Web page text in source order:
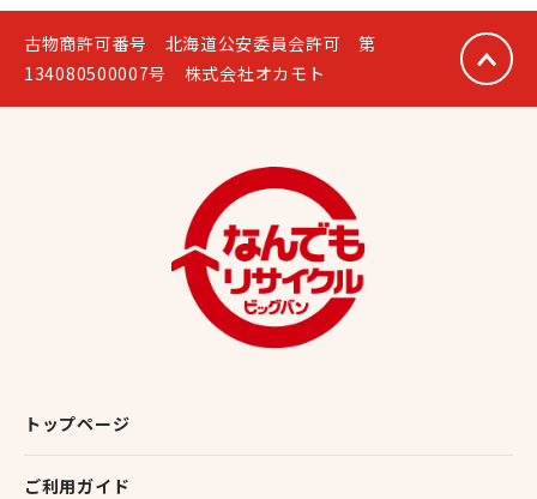
古物商許可番号 北海道公安委員会許可 第
134080500007号 株式会社オカモト
トップページ
ご利用ガイド